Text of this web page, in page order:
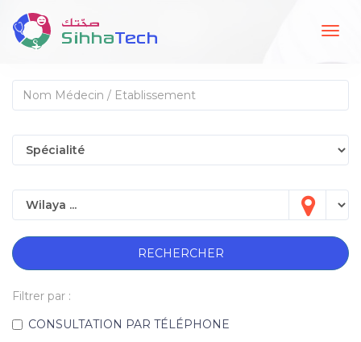
RECHERCHER
Filtrer par :
CONSULTATION PAR TÉLÉPHONE